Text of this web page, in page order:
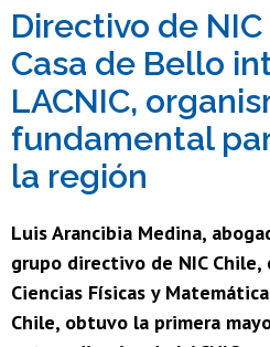
Directivo de
Casa de Bello
LACNIC,
fundamental
la región
Luis Arancibia Medina,
grupo directivo de NIC
Ciencias Físicas y
Chile, obtuvo la primera